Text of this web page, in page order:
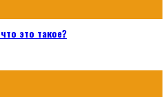
это такое?